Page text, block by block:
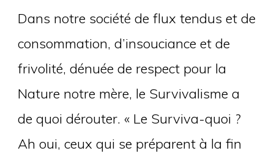
Dans notre société de flux tendus et de
consommation, d’insouciance et de
frivolité, dénuée de respect pour la
Nature notre mère, le Survivalisme a
de quoi dérouter. « Le Surviva-quoi ?
Ah oui, ceux qui se préparent à la fin